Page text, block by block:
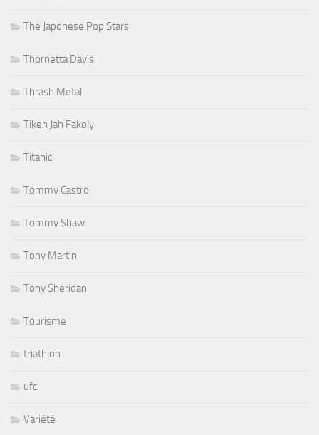
The Japonese Pop Stars
Thornetta Davis
Thrash Metal
Tiken Jah Fakoly
Titanic
Tommy Castro
Tommy Shaw
Tony Martin
Tony Sheridan
Tourisme
triathlon
ufc
Variété